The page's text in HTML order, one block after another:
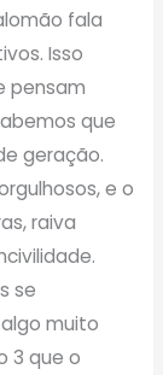
fala
Isso
pensam
que
geração.
e o
raiva
se
muito
3 que o